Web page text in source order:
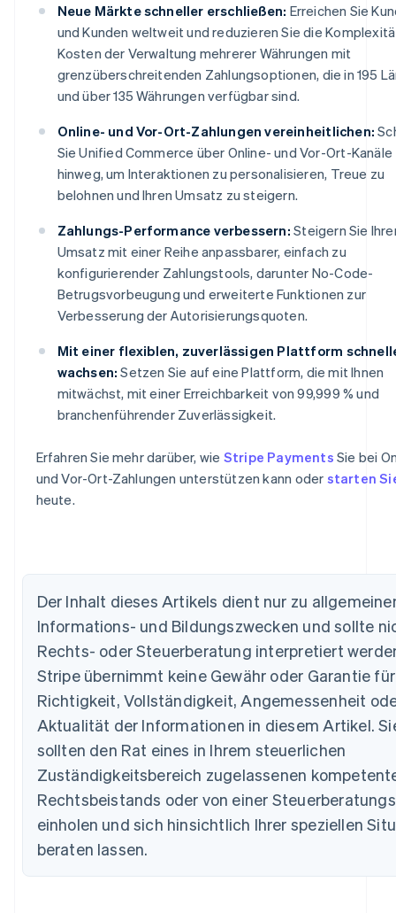
Neue Märkte schneller erschließen: Erreichen Sie
und Kunden weltweit und reduzieren Sie die
Kosten der Verwaltung mehrerer Währungen mit
grenzüberschreitenden Zahlungsoptionen, die in 195
und über 135 Währungen verfügbar sind.
Online- und Vor-Ort-Zahlungen vereinheitlichen:
Sie Unified Commerce über Online- und Vor-Ort-Kanäle
hinweg, um Interaktionen zu personalisieren, Treue zu
belohnen und Ihren Umsatz zu steigern.
Zahlungs-Performance verbessern: Steigern Sie
Umsatz mit einer Reihe anpassbarer, einfach zu
konfigurierender Zahlungstools, darunter No-Code-
Betrugsvorbeugung und erweiterte Funktionen zur
Verbesserung der Autorisierungsquoten.
Mit einer flexiblen, zuverlässigen Plattform
wachsen: Setzen Sie auf eine Plattform, die mit Ihnen
mitwächst, mit einer Erreichbarkeit von 99,999 % und
branchenführender Zuverlässigkeit.
Erfahren Sie mehr darüber, wie Stripe Payments Sie bei
und Vor-Ort-Zahlungen unterstützen kann oder starten
heute.
Der Inhalt dieses Artikels dient nur zu
Informations- und Bildungszwecken und sollte
Rechts- oder Steuerberatung interpretiert
Stripe übernimmt keine Gewähr oder Garantie
Richtigkeit, Vollständigkeit, Angemessenheit
Aktualität der Informationen in diesem Artikel.
sollten den Rat eines in Ihrem steuerlichen
Zuständigkeitsbereich zugelassenen
Rechtsbeistands oder von einer
einholen und sich hinsichtlich Ihrer speziellen
beraten lassen.
Australien
English
Belgien
NederlandsFrançaisDeutschEnglish
Brasilien
Bulgarien
English
Dänemark
English
Deutschland
DeutschEnglish
Estland
English
Festlandchina
简体中文
Finnland
EnglishSvenska